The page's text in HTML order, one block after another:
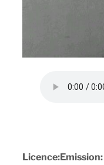
Licence:Emission: